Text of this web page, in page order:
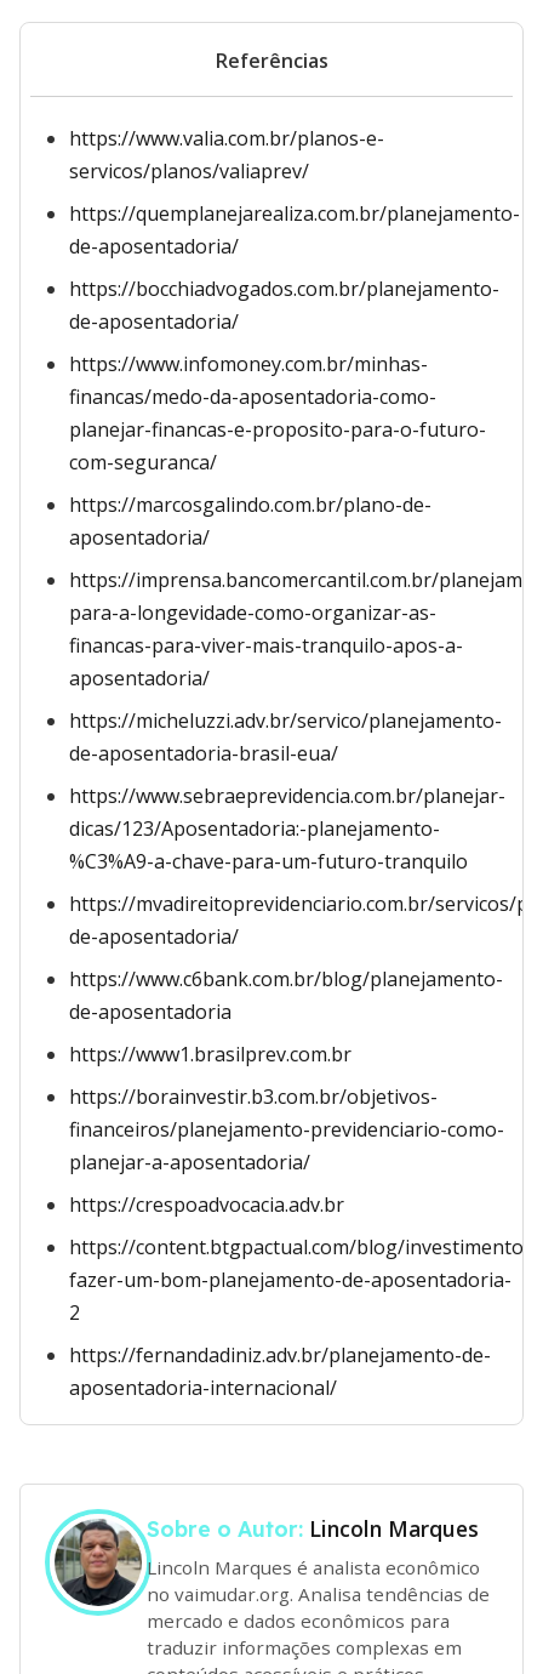
Referências
https://www.valia.com.br/planos-e-
servicos/planos/valiaprev/
https://quemplanejarealiza.com.br/planejamento-
de-aposentadoria/
https://bocchiadvogados.com.br/planejamento-
de-aposentadoria/
https://www.infomoney.com.br/minhas-
financas/medo-da-aposentadoria-como-
planejar-financas-e-proposito-para-o-futuro-
com-seguranca/
https://marcosgalindo.com.br/plano-de-
aposentadoria/
https://imprensa.bancomercantil.com.br/
para-a-longevidade-como-organizar-as-
financas-para-viver-mais-tranquilo-apos-a-
aposentadoria/
https://micheluzzi.adv.br/servico/planejamento-
de-aposentadoria-brasil-eua/
https://www.sebraeprevidencia.com.br/planejar-
dicas/123/Aposentadoria:-planejamento-
%C3%A9-a-chave-para-um-futuro-tranquilo
https://mvadireitoprevidenciario.com.br/servicos/
de-aposentadoria/
https://www.c6bank.com.br/blog/planejamento-
de-aposentadoria
https://www1.brasilprev.com.br
https://borainvestir.b3.com.br/objetivos-
financeiros/planejamento-previdenciario-como-
planejar-a-aposentadoria/
https://crespoadvocacia.adv.br
https://content.btgpactual.com/blog/
fazer-um-bom-planejamento-de-aposentadoria-
2
https://fernandadiniz.adv.br/planejamento-de-
aposentadoria-internacional/
Sobre o Autor: Lincoln Marques
Lincoln Marques é analista econômico
no vaimudar.org. Analisa tendências de
mercado e dados econômicos para
traduzir informações complexas em